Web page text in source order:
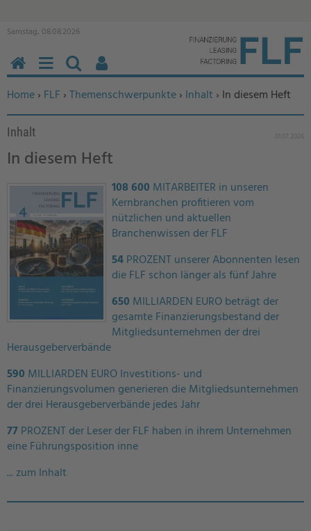
Samstag, 08.08.2026
Sie befinden sich hier:
Home› FLF ›Themenschwerpunkte› Inhalt › In diesem Heft
Inhalt
In diesem Heft
108 600 MITARBEITER in unseren
Kernbranchen profitieren vom
nützlichen und aktuellen
Branchenwissen der FLF
54PROZENT unserer Abonnenten lesen
die FLF schon länger als fünf Jahre
650 MILLIARDEN EURO beträgt der
gesamte Finanzierungsbestand der
Mitgliedsunternehmen der drei
Herausgeberverbände
590 MILLIARDEN EURO Investitions- und
Finanzierungsvolumen generieren die Mitgliedsunternehmen
der drei Herausgeberverbände jedes Jahr
77PROZENT der Leser der FLF haben in ihrem Unternehmen
eine Führungsposition inne
... zum Inhalt
HOMEMENÜSUCHEN
BENUTZERFUNKTIONEN